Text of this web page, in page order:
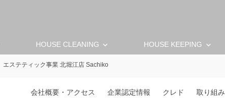
HOUSE CLEANING keyboard_arrow_down HOUSE KEEPING keyboard_arrow_down
エステティック事業 北堀江店 Sachiko
会社概要・アクセス 企業認定情報 クレド 取り組み